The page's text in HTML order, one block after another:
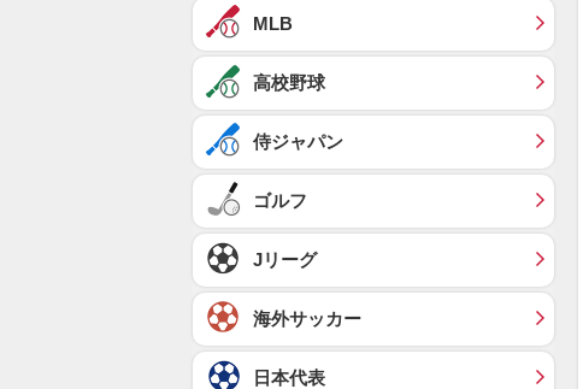
MLB
高校野球
侍ジャパン
ゴルフ
Jリーグ
海外サッカー
日本代表